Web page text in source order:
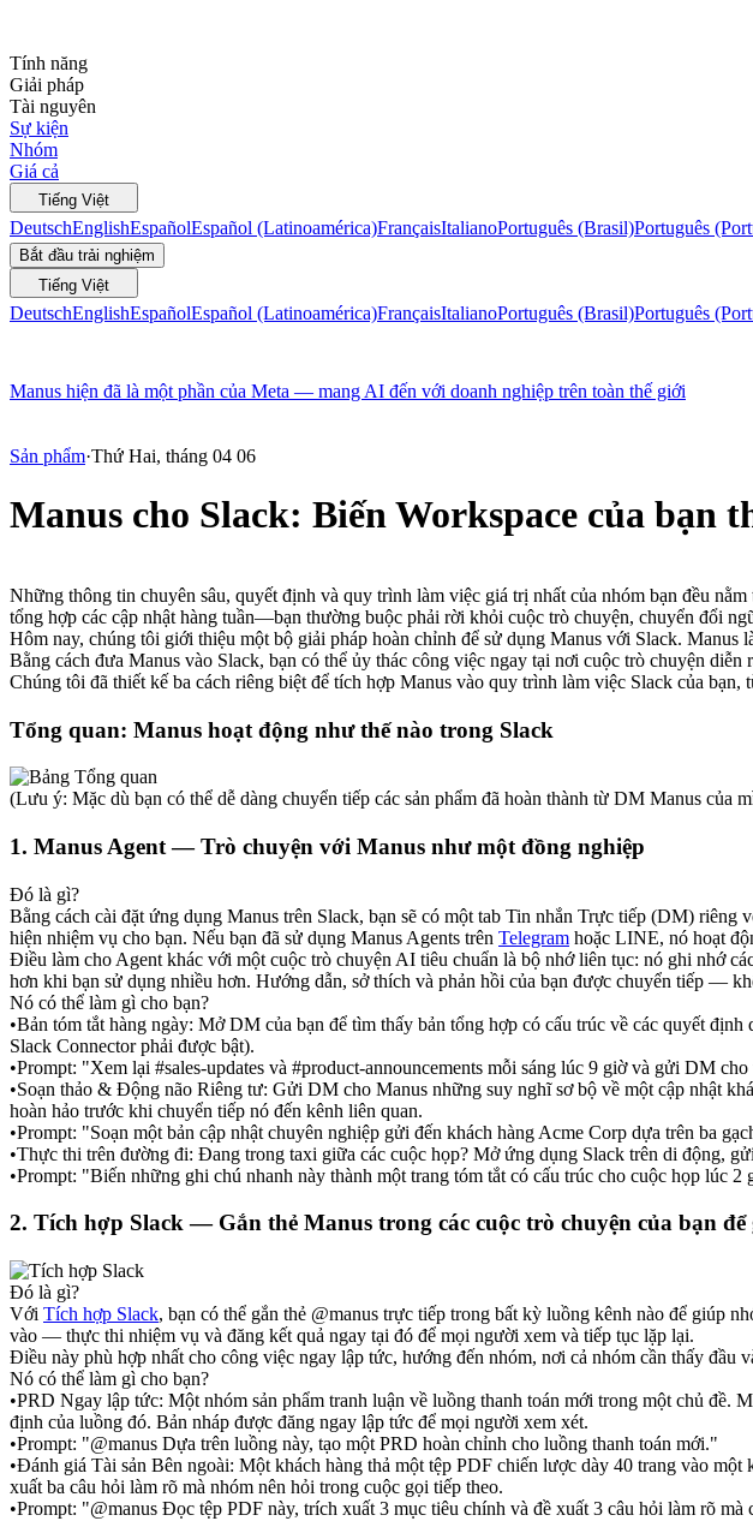
Tính năng
Giải pháp
Tài nguyên
Sự kiện
Nhóm
Giá cả
Tiếng Việt
DeutschEnglishEspañolEspañol (Latinoamérica)FrançaisItalianoPortuguês (Brasil)Português
Bắt đầu trải nghiệm
Tiếng Việt
DeutschEnglishEspañolEspañol (Latinoamérica)FrançaisItalianoPortuguês (Brasil)Português
Manus hiện đã là một phần của Meta — mang AI đến với doanh nghiệp trên toàn thế giới
Sản phẩm·Thứ Hai, tháng 04 06
Manus cho Slack: Biến Workspace của bạn
Những thông tin chuyên sâu, quyết định và quy trình làm việc giá trị nhất của nhóm bạn đều
tổng hợp các cập nhật hàng tuần—bạn thường buộc phải rời khỏi cuộc trò chuyện, chuyển đổi
Hôm nay, chúng tôi giới thiệu một bộ giải pháp hoàn chỉnh để sử dụng Manus với Slack. Manus
Bằng cách đưa Manus vào Slack, bạn có thể ủy thác công việc ngay tại nơi cuộc trò chuyện diễn
Chúng tôi đã thiết kế ba cách riêng biệt để tích hợp Manus vào quy trình làm việc Slack của bạn,
Tổng quan: Manus hoạt động như thế nào trong Slack
(Lưu ý: Mặc dù bạn có thể dễ dàng chuyển tiếp các sản phẩm đã hoàn thành từ DM Manus
1. Manus Agent — Trò chuyện với Manus như một đồng nghiệp
Đó là gì?
Bằng cách cài đặt ứng dụng Manus trên Slack, bạn sẽ có một tab Tin nhắn Trực tiếp (DM)
hiện nhiệm vụ cho bạn. Nếu bạn đã sử dụng Manus Agents trên Telegram hoặc LINE, nó hoạt
Điều làm cho Agent khác với một cuộc trò chuyện AI tiêu chuẩn là bộ nhớ liên tục: nó ghi nhớ
hơn khi bạn sử dụng nhiều hơn. Hướng dẫn, sở thích và phản hồi của bạn được chuyển tiếp —
Nó có thể làm gì cho bạn?
•Bản tóm tắt hàng ngày: Mở DM của bạn để tìm thấy bản tổng hợp có cấu trúc về các quyết
Slack Connector phải được bật).
•Prompt: "Xem lại #sales-updates và #product-announcements mỗi sáng lúc 9 giờ và gửi DM
•Soạn thảo & Động não Riêng tư: Gửi DM cho Manus những suy nghĩ sơ bộ về một cập nhật
hoàn hảo trước khi chuyển tiếp nó đến kênh liên quan.
•Prompt: "Soạn một bản cập nhật chuyên nghiệp gửi đến khách hàng Acme Corp dựa trên ba
•Thực thi trên đường đi: Đang trong taxi giữa các cuộc họp? Mở ứng dụng Slack trên di động,
•Prompt: "Biến những ghi chú nhanh này thành một trang tóm tắt có cấu trúc cho cuộc họp lúc 2
2. Tích hợp Slack — Gắn thẻ Manus trong các cuộc trò chuyện của bạn
Đó là gì?
Với Tích hợp Slack, bạn có thể gắn thẻ @manus trực tiếp trong bất kỳ luồng kênh nào để giúp
vào — thực thi nhiệm vụ và đăng kết quả ngay tại đó để mọi người xem và tiếp tục lặp lại.
Điều này phù hợp nhất cho công việc ngay lập tức, hướng đến nhóm, nơi cả nhóm cần thấy
Nó có thể làm gì cho bạn?
•PRD Ngay lập tức: Một nhóm sản phẩm tranh luận về luồng thanh toán mới trong một chủ đề.
định của luồng đó. Bản nháp được đăng ngay lập tức để mọi người xem xét.
•Prompt: "@manus Dựa trên luồng này, tạo một PRD hoàn chỉnh cho luồng thanh toán mới."
•Đánh giá Tài sản Bên ngoài: Một khách hàng thả một tệp PDF chiến lược dày 40 trang vào
xuất ba câu hỏi làm rõ mà nhóm nên hỏi trong cuộc gọi tiếp theo.
•Prompt: "@manus Đọc tệp PDF này, trích xuất 3 mục tiêu chính và đề xuất 3 câu hỏi làm rõ mà